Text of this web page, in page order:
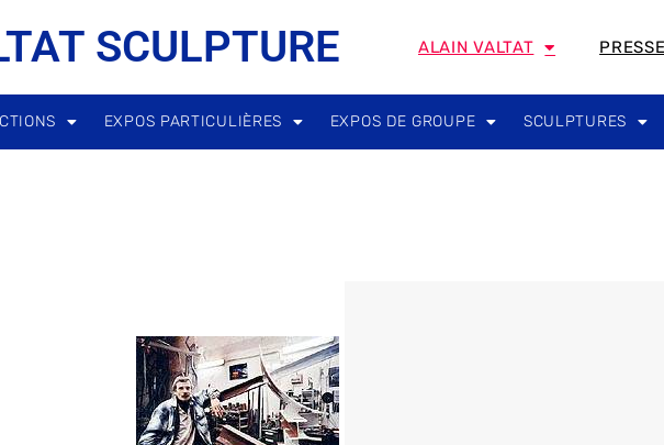
SCULPTURE ALAIN VALTAT PRESSE
EXPOS PARTICULIÈRES EXPOS DE GROUPE SCULPTURES